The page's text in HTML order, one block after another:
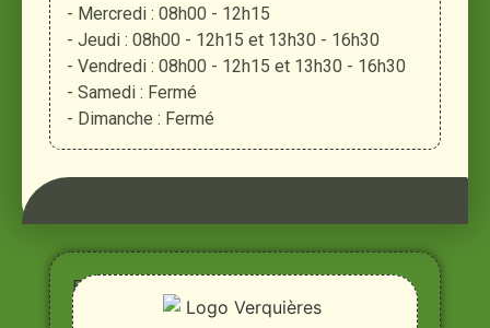
- Mercredi : 08h00 - 12h15
- Jeudi : 08h00 - 12h15 et 13h30 - 16h30
- Vendredi : 08h00 - 12h15 et 13h30 - 16h30
- Samedi : Fermé
- Dimanche : Fermé
Entre
Rhône,